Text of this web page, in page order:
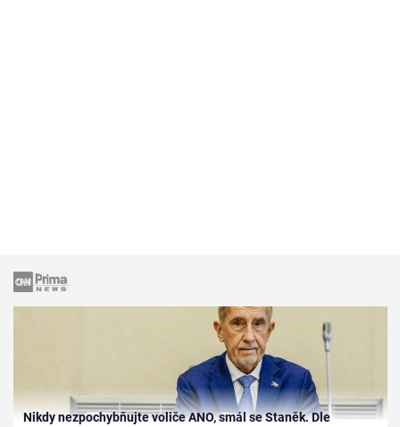
Nikdy nezpochybňujte voliče ANO, smál se Staněk. Dle